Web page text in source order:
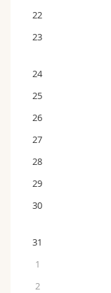
22
23
24
25
26
27
28
29
30
31
1
2